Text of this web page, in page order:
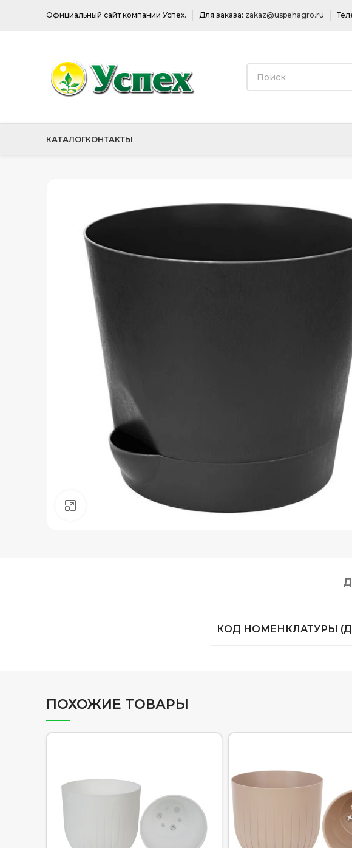
Официальный сайт компании Успех. Для заказа: zakaz@uspehagro.ru
КАТАЛОГКОНТАКТЫ
Нажмите, чтобы увеличить
КОД НОМЕНКЛАТУРЫ
ПОХОЖИЕ ТОВАРЫ